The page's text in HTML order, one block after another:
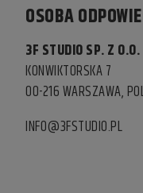
OSOBA
3F STUDIO SP. Z O.O.
KONWIKTORSKA 7
00-216 WARSZAWA,
INFO@3FSTUDIO.PL